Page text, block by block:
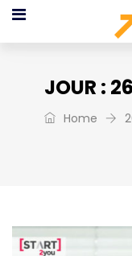
JOUR :
Home